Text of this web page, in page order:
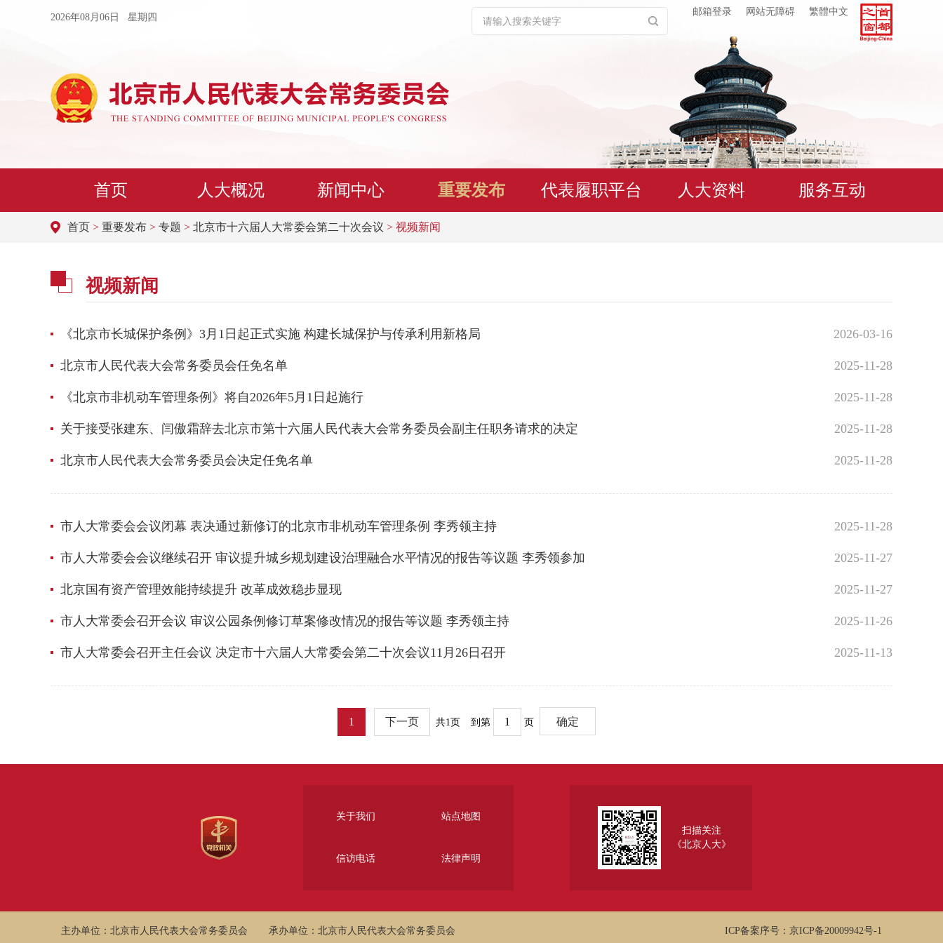
2026年08月06日 星期四
邮箱登录 网站无障碍 繁體中文
首页 人大概况 新闻中心 重要发布 代表履职平台 人大资料 服务互动
首页 > 重要发布 > 专题 > 北京市十六届人大常委会第二十次会议 > 视频新闻
视频新闻
《北京市长城保护条例》3月1日起正式实施 构建长城保护与传承利用新格局 2026-03-16
北京市人民代表大会常务委员会任免名单 2025-11-28
《北京市非机动车管理条例》将自2026年5月1日起施行 2025-11-28
关于接受张建东、闫傲霜辞去北京市第十六届人民代表大会常务委员会副主任职务请求的决定 2025-11-28
北京市人民代表大会常务委员会决定任免名单 2025-11-28
市人大常委会会议闭幕 表决通过新修订的北京市非机动车管理条例 李秀领主持 2025-11-28
市人大常委会会议继续召开 审议提升城乡规划建设治理融合水平情况的报告等议题 李秀领参加 2025-11-27
北京国有资产管理效能持续提升 改革成效稳步显现 2025-11-27
市人大常委会召开会议 审议公园条例修订草案修改情况的报告等议题 李秀领主持 2025-11-26
市人大常委会召开主任会议 决定市十六届人大常委会第二十次会议11月26日召开 2025-11-13
1 下一页 共1页 到第 页
扫描关注
《北京人大》
关于我们 站点地图
信访电话 法律声明
主办单位：北京市人民代表大会常务委员会 承办单位：北京市人民代表大会常务委员会 ICP备案序号：京ICP备20009942号-1